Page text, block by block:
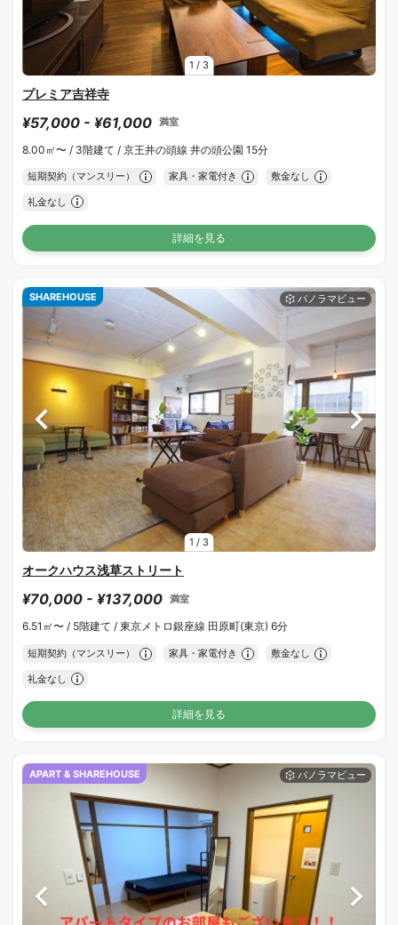
1 / 3
プレミア吉祥寺
¥57,000 - ¥61,000 満室
8.00㎡〜 / 3階建て / 京王井の頭線 井の頭公園 15分
短期契約（マンスリー） 家具・家電付き 敷金なし
礼金なし
詳細を見る
1 / 3
SHAREHOUSE
オークハウス浅草ストリート
¥70,000 - ¥137,000 満室
6.51㎡〜 / 5階建て / 東京メトロ銀座線 田原町(東京) 6分
短期契約（マンスリー） 家具・家電付き 敷金なし
礼金なし
詳細を見る
APART & SHAREHOUSE